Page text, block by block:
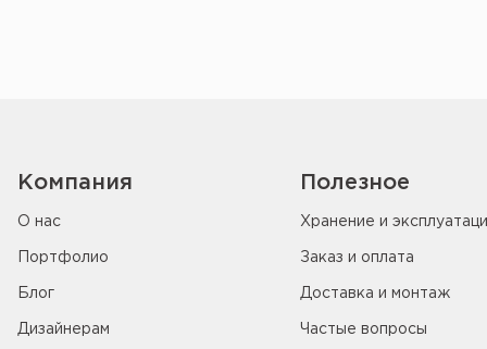
Компания
О нас
Портфолио
Блог
Дизайнерам
Полезное
Хранение и
Заказ и оплата
Доставка и монтаж
Частые вопросы